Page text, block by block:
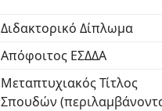
Διδακτορικό Δίπλωμα
Απόφοιτος ΕΣΔΔΑ
Μεταπτυχιακός Τίτλος
Σπουδών